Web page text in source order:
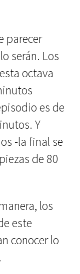
parecer
serán. Los
octava
es de
Y
-la final se
de 80
los
este
conocer lo